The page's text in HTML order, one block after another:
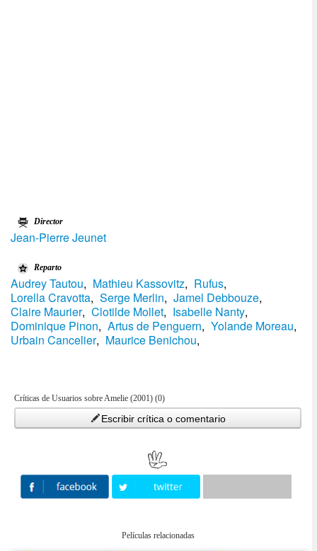
Director
Jean-Pierre Jeunet
Reparto
Audrey Tautou, Mathieu Kassovitz, Rufus,
Lorella Cravotta, Serge Merlin, Jamel Debbouze,
Claire Maurier, Clotilde Mollet, Isabelle Nanty,
Dominique Pinon, Artus de Penguern, Yolande Moreau,
Urbain Cancelier, Maurice Benichou,
Críticas de Usuarios sobre Amelie (2001) (0)
Escribir crítica o comentario
Películas relacionadas